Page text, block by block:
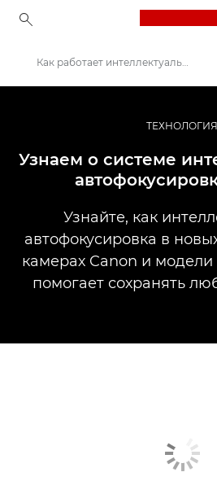
Профессиональная фото- и видеосъемка
Истории
Как работает интеллектуальная автофокусировка
ТЕХНОЛОГИЯ
Узнаем о системе
Узнайте, как
автофокусировка в
камерах Canon и модели
помогает сохранять